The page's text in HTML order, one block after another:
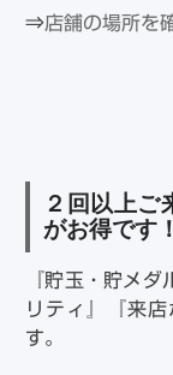
⇒店舗の場所を
２回以上ご
がお得です！
『貯玉・貯メ
リティ』『来
す。